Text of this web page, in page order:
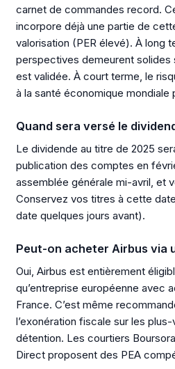
carnet de commandes record.
incorpore déjà une partie de
valorisation (PER élevé). À long
perspectives demeurent solides
est validée. À court terme, le
à la santé économique mondiale
Quand sera versé le
Le dividende au titre de 2025
publication des comptes en
assemblée générale mi-avril, et
Conservez vos titres à cette
date quelques jours avant).
Peut-on acheter Airbus via
Oui, Airbus est entièrement
qu’entreprise européenne avec
France. C’est même
l’exonération fiscale sur les
détention. Les courtiers
Direct proposent des PEA